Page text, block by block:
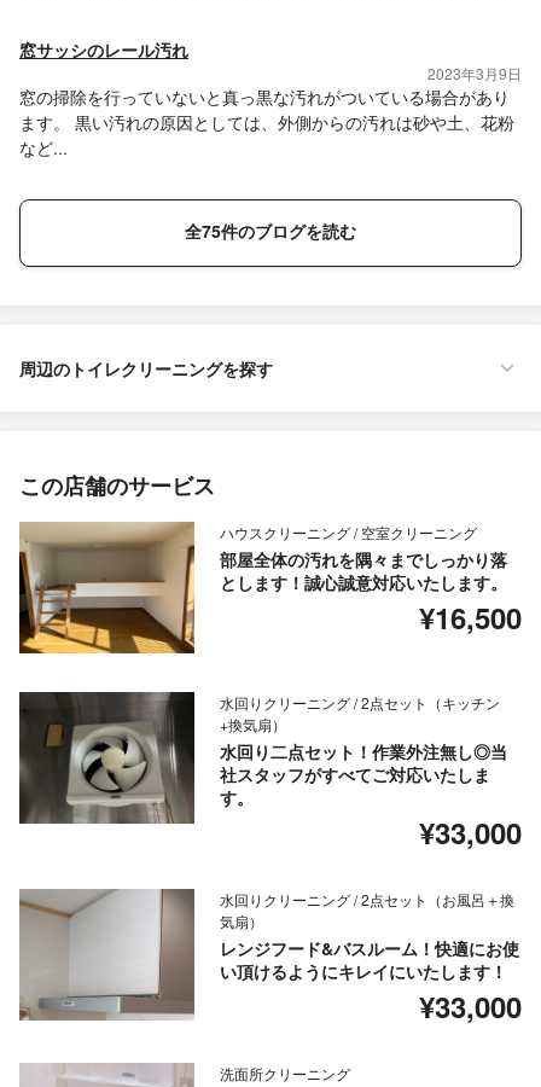
窓サッシのレール汚れ
2023年3月9日
窓の掃除を行っていないと真っ黒な汚れがついている場合があり
ます。 黒い汚れの原因としては、外側からの汚れは砂や土、花粉
など...
全75件のブログを読む
周辺のトイレクリーニングを探す
この店舗のサービス
ハウスクリーニング / 空室クリーニング
部屋全体の汚れを隅々までしっかり落
とします！誠心誠意対応いたします。
¥16,500
水回りクリーニング / 2点セット（キッチン
+換気扇）
水回り二点セット！作業外注無し◎当
社スタッフがすべてご対応いたしま
す。
¥33,000
水回りクリーニング / 2点セット（お風呂＋換
気扇）
レンジフード&バスルーム！快適にお使
い頂けるようにキレイにいたします！
¥33,000
洗面所クリーニング